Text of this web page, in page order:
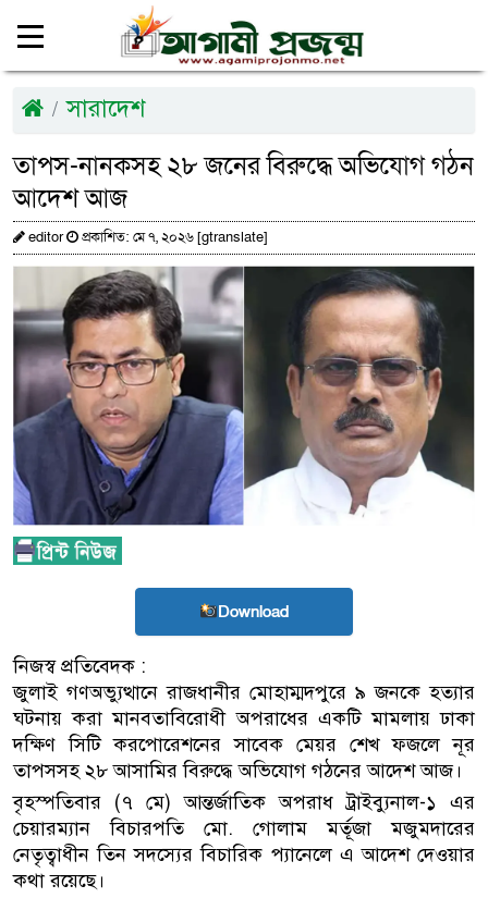
সারাদেশ
তাপস-নানকসহ ২৮ জনের বিরুদ্ধে অভিযোগ গঠন
আদেশ আজ
editor প্রকাশিত: মে ৭, ২০২৬ [gtranslate]
Download
নিজস্ব প্রতিবেদক :
জুলাই গণঅভ্যুত্থানে রাজধানীর মোহাম্মদপুরে ৯ জনকে হত্যার
ঘটনায় করা মানবতাবিরোধী অপরাধের একটি মামলায় ঢাকা
দক্ষিণ সিটি করপোরেশনের সাবেক মেয়র শেখ ফজলে নূর
তাপসসহ ২৮ আসামির বিরুদ্ধে অভিযোগ গঠনের আদেশ আজ।
বৃহস্পতিবার (৭ মে) আন্তর্জাতিক অপরাধ ট্রাইব্যুনাল-১ এর
চেয়ারম্যান বিচারপতি মো. গোলাম মর্তূজা মজুমদারের
নেতৃত্বাধীন তিন সদস্যের বিচারিক প্যানেলে এ আদেশ দেওয়ার
কথা রয়েছে।